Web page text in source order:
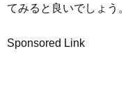
てみると良いでしょう。
Sponsored Link